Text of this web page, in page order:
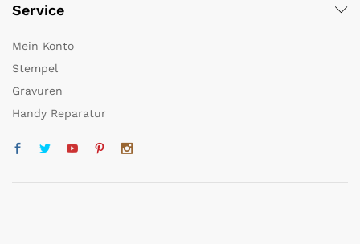
Service
Mein Konto
Stempel
Gravuren
Handy Reparatur